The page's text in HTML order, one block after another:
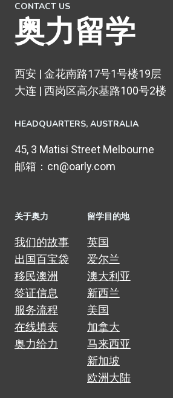
CONTACT US
奥力留学
西安 | 金花南路17号1号楼19层
大连 | 西岗区高尔基路100号2楼
HEADQUARTERS​, AUSTRALIA
45, 3 Matisi Street Melbourne
邮箱：cn@oarly.com
关于奥力
我们的故事
出国百宝袋
移民澳洲
签证信息
服务流程
在线填表
奥力给力
留学目的地
英国
爱尔兰
澳大利亚
新西兰
美国
加拿大
马来西亚
新加坡
欧洲大陆